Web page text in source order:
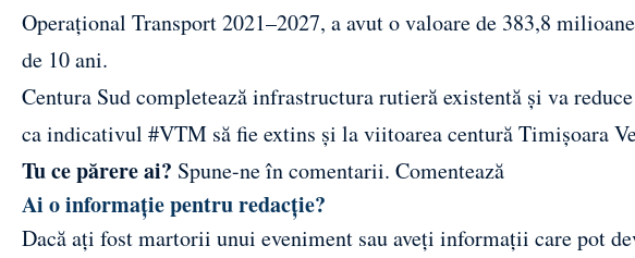
Operațional Transport 2021–2027, a avut o valoare de 383,8
de 10 ani.
Centura Sud completează infrastructura rutieră existentă și va
ca indicativul #VTM să fie extins și la viitoarea centură Timișoara
Tu ce părere ai? Spune-ne în comentarii. Comentează
Ai o informație pentru redacție?
Dacă ați fost martorii unui eveniment sau aveți informații care pot